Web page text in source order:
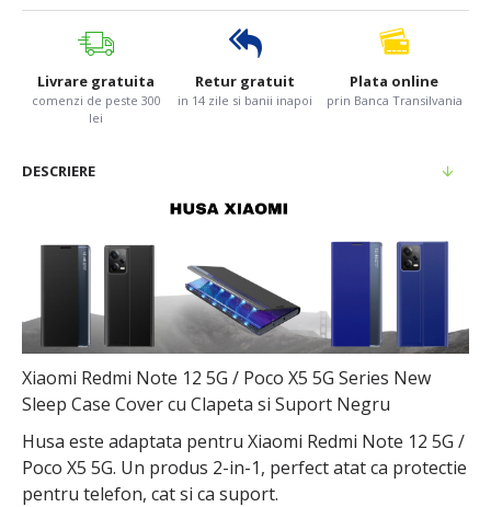
Livrare gratuita
comenzi de peste 300
lei
Retur gratuit
in 14 zile si banii inapoi
Plata online
prin Banca Transilvania
DESCRIERE
Xiaomi Redmi Note 12 5G / Poco X5 5G Series New
Sleep Case Cover cu Clapeta si Suport Negru
Husa este adaptata pentru Xiaomi Redmi Note 12 5G /
Poco X5 5G. Un produs 2-in-1, perfect atat ca protectie
pentru telefon, cat si ca suport.